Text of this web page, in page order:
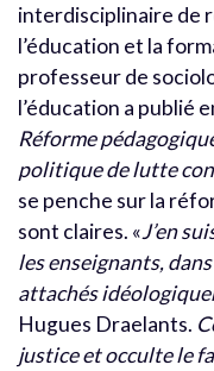
interdisciplinaire de
l’éducation et la
professeur de
l’éducation a publié
Réforme
politique de lutte
se penche sur la
sont claires. «J’en
les enseignants,
attachés
Hugues Draelants.
justice et occulte le